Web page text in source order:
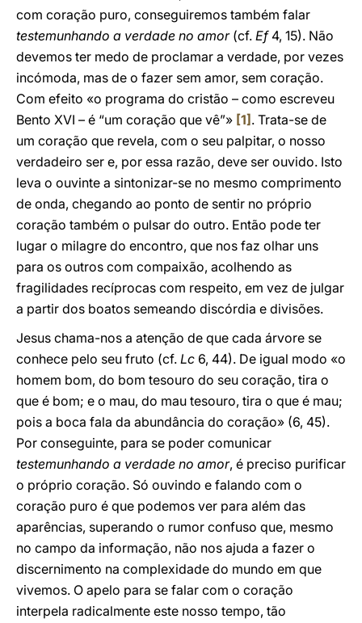
com coração puro, conseguiremos também falar
testemunhando a verdade no amor(cf. Ef4, 15). Não
devemos ter medo de proclamar a verdade, por vezes
incómoda, mas de o fazer sem amor, sem coração.
Com efeito «o programa do cristão – como escreveu
Bento XVI – é “um coração que vê”» [1] . Trata-se de
um coração que revela, com o seu palpitar, o nosso
verdadeiro ser e, por essa razão, deve ser ouvido. Isto
leva o ouvinte a sintonizar-se no mesmo comprimento
de onda, chegando ao ponto de sentir no próprio
coração também o pulsar do outro. Então pode ter
lugar o milagre do encontro, que nos faz olhar uns
para os outros com compaixão, acolhendo as
fragilidades recíprocas com respeito, em vez de julgar
a partir dos boatos semeando discórdia e divisões.
Jesus chama-nos a atenção de que cada árvore se
conhece pelo seu fruto (cf. Lc 6, 44). De igual modo «o
homem bom, do bom tesouro do seu coração, tira o
que é bom; e o mau, do mau tesouro, tira o que é mau;
pois a boca fala da abundância do coração» (6, 45).
Por conseguinte, para se poder comunicar
testemunhando a verdade no amor, é preciso purificar
o próprio coração. Só ouvindo e falando com o
coração puro é que podemos ver para além das
aparências, superando o rumor confuso que, mesmo
no campo da informação, não nos ajuda a fazer o
discernimento na complexidade do mundo em que
vivemos. O apelo para se falar com o coração
interpela radicalmente este nosso tempo, tão